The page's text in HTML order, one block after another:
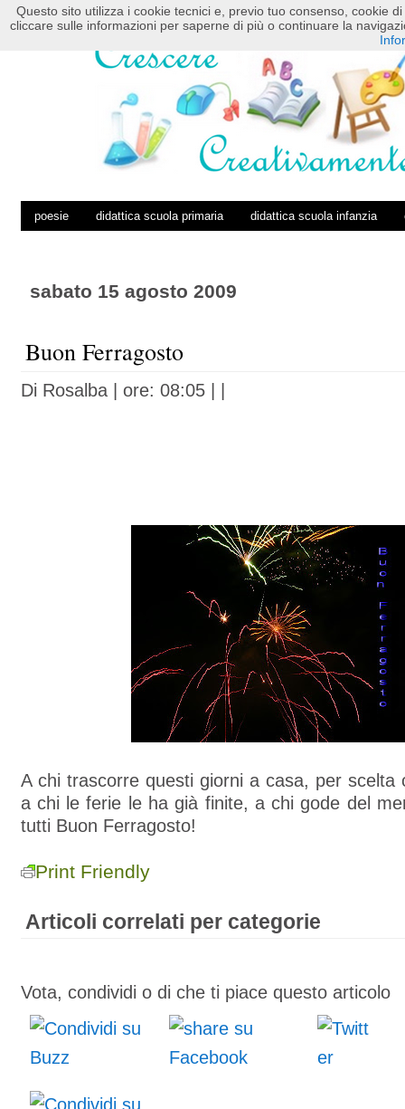
HOME POSTS RSS COMMENTS RSS
poesie didattica scuola primaria didattica scuola infanzia
sabato 15 agosto 2009
Buon Ferragosto
Di Rosalba| ore: 08:05 |
A chi trascorre questi giorni a casa, per scelta
a chi le ferie le ha già finite, a chi gode del
tutti Buon Ferragosto!
Print Friendly
Articoli correlati per categorie
Vota, condividi o di che ti piace questo articolo
Questo sito utilizza i cookie tecnici e, previo tuo consenso, cookie
cliccare sulle informazioni per saperne di più o continuare la